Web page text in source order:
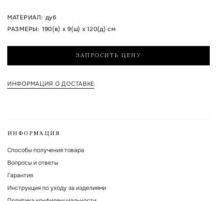
Я согласен на обработку указанных мной персональных данных и с
политикой обработки и хранения персональных данных
МАТЕРИАЛ: дуб
РАЗМЕРЫ: 190(в) x 9(ш) x 120(д) см
ЗАПРОСИТЬ ЦЕНУ
ИНФОРМАЦИЯ О ДОСТАВКЕ
ИНФОРМАЦИЯ
Способы получения товара
Вопросы и ответы
Гарантия
Инструкция по уходу за изделиями